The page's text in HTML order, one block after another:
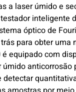
a laser úmido e
inteligente
óptico de
para obter
equipado com